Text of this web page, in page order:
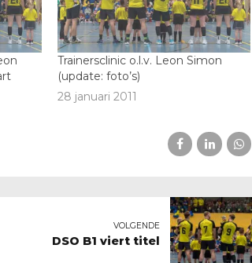
Trainersclinic o.l.v. Leon Simon
(update: foto’s)
28 januari 2011
VOLGENDE
DSO B1 viert titel